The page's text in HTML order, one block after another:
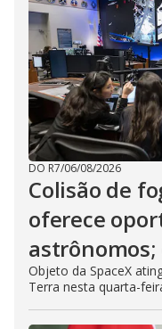
DO R7/06/08/2026
Colisão de
oferece
Objeto da SpaceX
Terra nesta quarta-